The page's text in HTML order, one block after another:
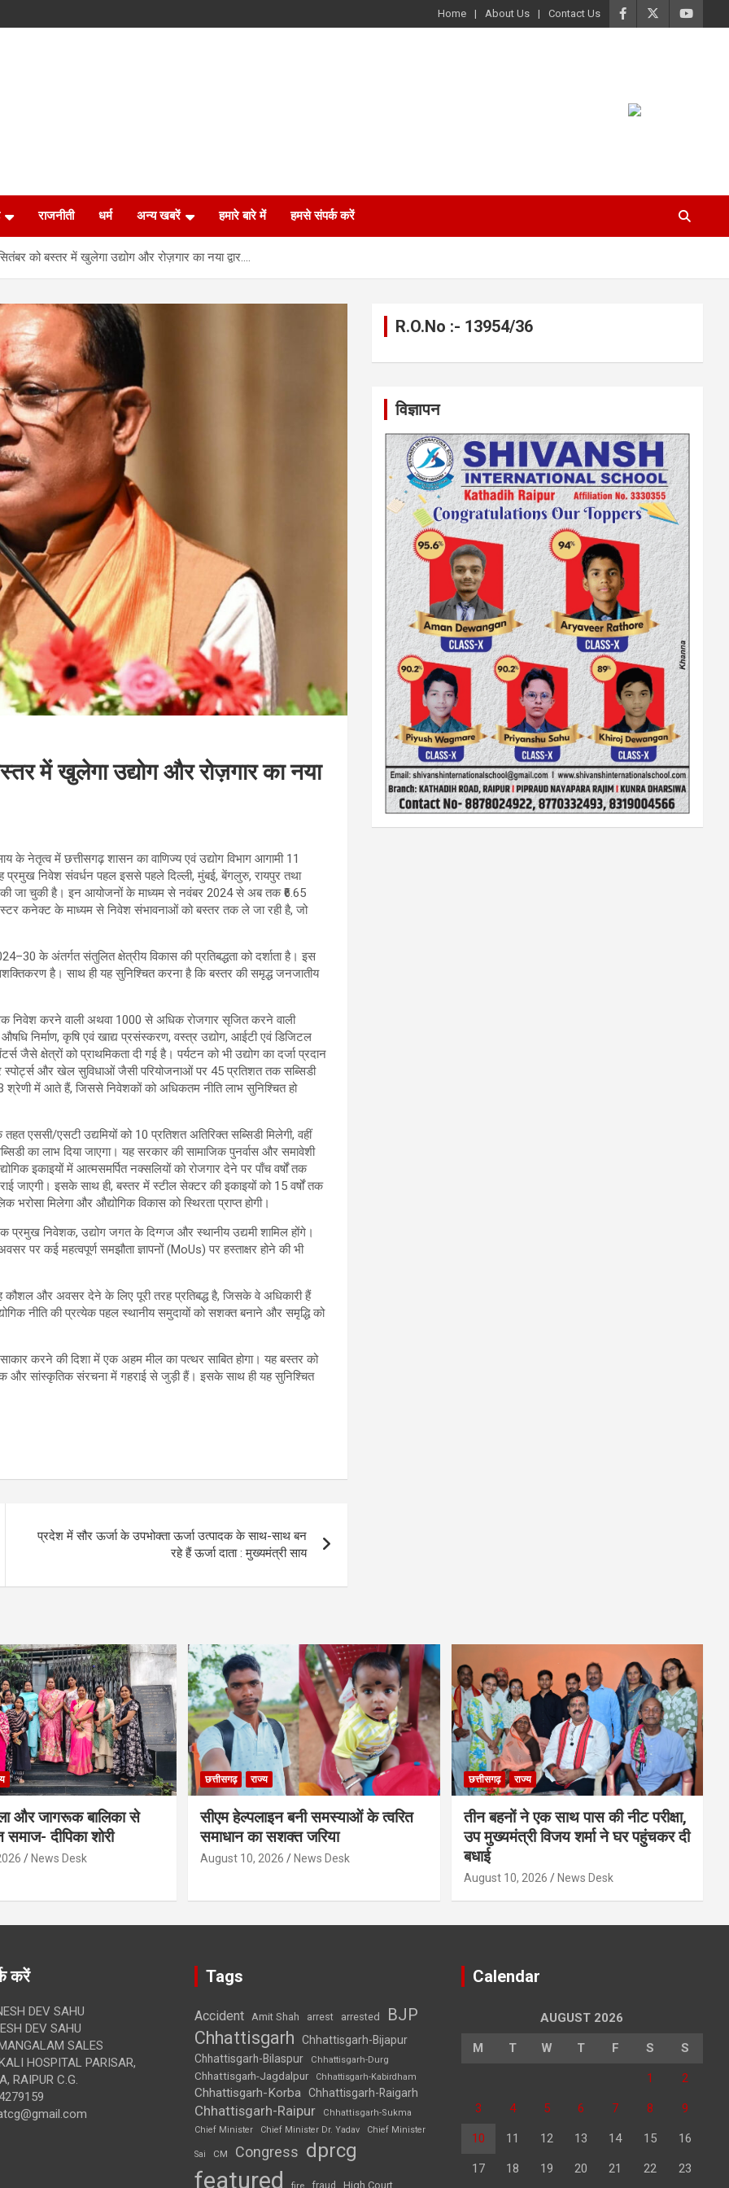
Home About Us Contact Us
राजनीती धर्म अन्य खबरें हमारे बारे में हमसे संपर्क करें
को बस्तर में खुलेगा उद्योग और रोज़गार का नया द्वार….
में खुलेगा उद्योग और रोज़गार का नया
के नेतृत्व में छत्तीसगढ़ शासन का वाणिज्य एवं उद्योग विभाग आगामी 11
निवेश संवर्धन पहल इससे पहले दिल्ली, मुंबई, बेंगलुरु, रायपुर तथा
जा चुकी है। इन आयोजनों के माध्यम से नवंबर 2024 से अब तक ₹6.65
कनेक्ट के माध्यम से निवेश संभावनाओं को बस्तर तक ले जा रही है, जो
के अंतर्गत संतुलित क्षेत्रीय विकास की प्रतिबद्धता को दर्शाता है। इस
है। साथ ही यह सुनिश्चित करना है कि बस्तर की समृद्ध जनजातीय
निवेश करने वाली अथवा 1000 से अधिक रोजगार सृजित करने वाली
निर्माण, कृषि एवं खाद्य प्रसंस्करण, वस्त्र उद्योग, आईटी एवं डिजिटल
क्षेत्रों को प्राथमिकता दी गई है। पर्यटन को भी उद्योग का दर्जा प्रदान
और खेल सुविधाओं जैसी परियोजनाओं पर 45 प्रतिशत तक सब्सिडी
में आते हैं, जिससे निवेशकों को अधिकतम नीति लाभ सुनिश्चित हो
एससी/एसटी उद्यमियों को 10 प्रतिशत अतिरिक्त सब्सिडी मिलेगी, वहीं
का लाभ दिया जाएगा। यह सरकार की सामाजिक पुनर्वास और समावेशी
इकाइयों में आत्मसमर्पित नक्सलियों को रोजगार देने पर पाँच वर्षों तक
जाएगी। इसके साथ ही, बस्तर में स्टील सेक्टर की इकाइयों को 15 वर्षों तक
भरोसा मिलेगा और औद्योगिक विकास को स्थिरता प्राप्त होगी।
निवेशक, उद्योग जगत के दिग्गज और स्थानीय उद्यमी शामिल होंगे।
पर कई महत्वपूर्ण समझौता ज्ञापनों (MoUs) पर हस्ताक्षर होने की भी
कौशल और अवसर देने के लिए पूरी तरह प्रतिबद्ध है, जिसके वे अधिकारी हैं
नीति की प्रत्येक पहल स्थानीय समुदायों को सशक्त बनाने और समृद्धि को
करने की दिशा में एक अहम मील का पत्थर साबित होगा। यह बस्तर को
और सांस्कृतिक संरचना में गहराई से जुड़ी हैं। इसके साथ ही यह सुनिश्चित
प्रदेश में सौर ऊर्जा के उपभोक्ता ऊर्जा उत्पादक के साथ-साथ बन
रहे हैं ऊर्जा दाता : मुख्यमंत्री साय
R.O.No :- 13954/36
विज्ञापन
और जागरूक बालिका से
दीपिका शोरी
News Desk
छत्तीसगढ़ राज्य
सीएम हेल्पलाइन बनी समस्याओं के त्वरित
समाधान का सशक्त जरिया
August 10, 2026 News Desk
छत्तीसगढ़ राज्य
तीन बहनों ने एक साथ पास की नीट परीक्षा,
उप मुख्यमंत्री विजय शर्मा ने घर पहुंचकर दी
बधाई
August 10, 2026 News Desk
करें
DEV SAHU
DEV SAHU
SALES
HOSPITAL PARISAR,
RAIPUR C.G.
Tags
Accident Amit Shah arrest arrested BJP
Chhattisgarh
Chhattisgarh-Bijapur
Chhattisgarh-Bilaspur
Chhattisgarh-Durg
Chhattisgarh-Jagdalpur Chhattisgarh-Kabirdham
Chhattisgarh-Korba Chhattisgarh-Raigarh
Chhattisgarh-Raipur
Chhattisgarh-Sukma
Chief Minister
Chief Minister Dr. Yadav Chief Minister
Sai CM Congress dprcg
featured fire fraud High Court
Calendar
AUGUST 2026
M T W T F S S
1 2
3 4 5 6 7 8 9
10 11 12 13 14 15 16
17 18 19 20 21 22 23